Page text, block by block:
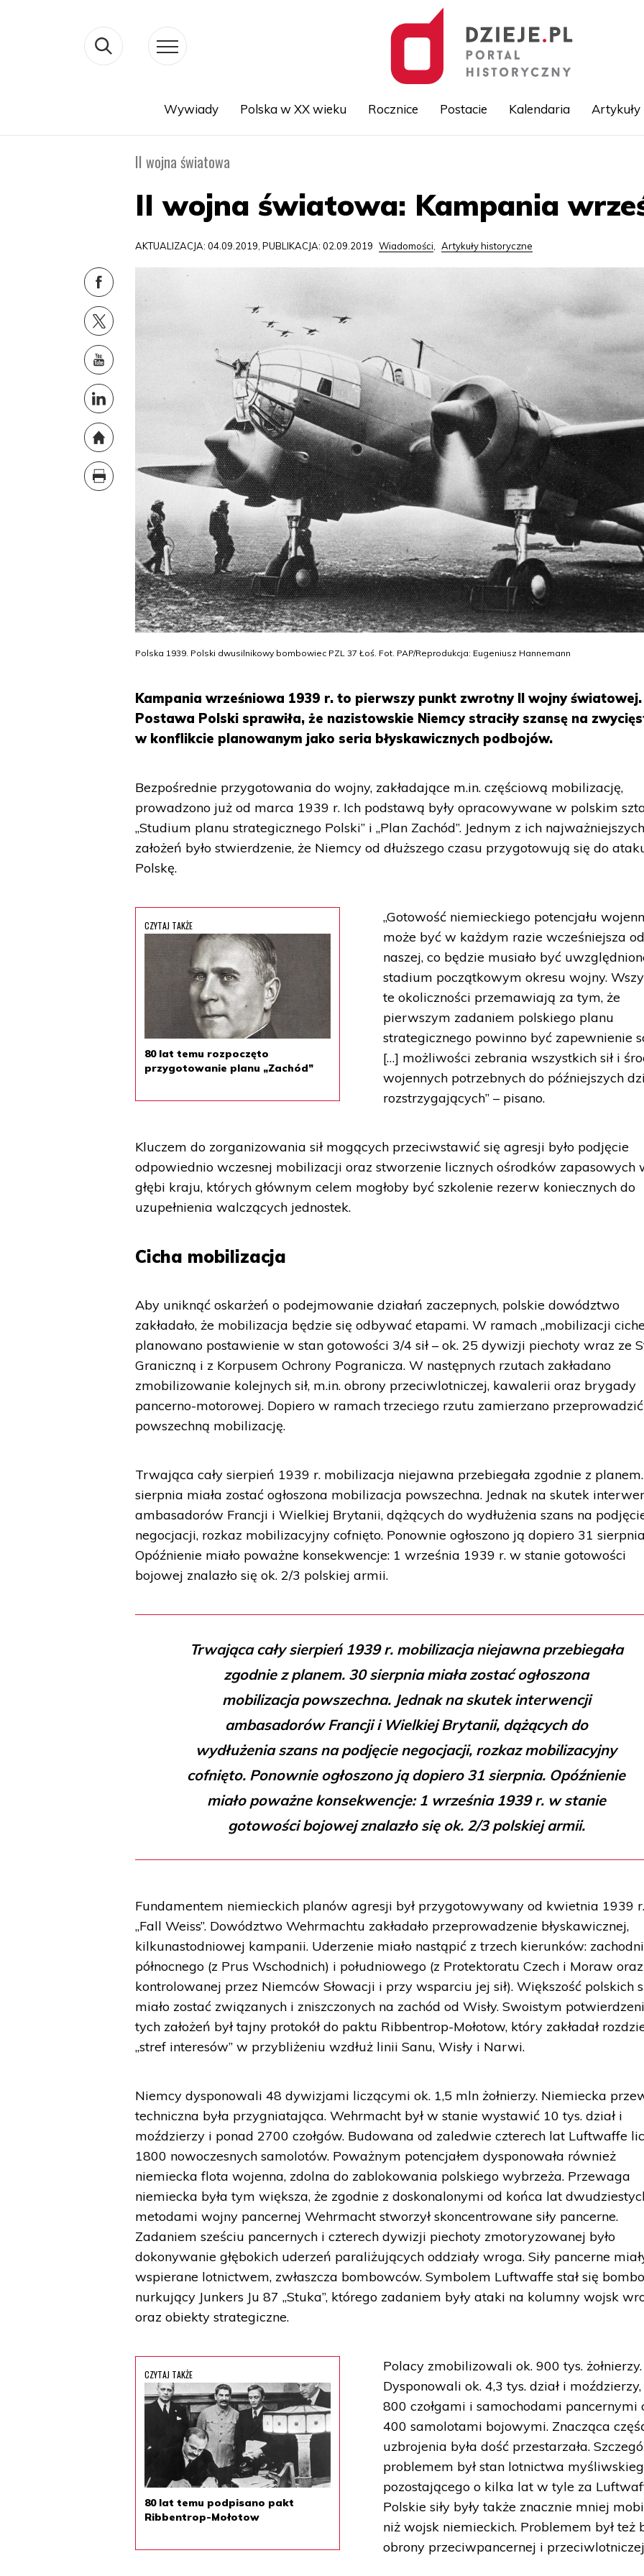
Wywiady Polska w XX wieku Rocznice Postacie Kalendaria Artykuły
II wojna światowa
II wojna światowa: Kampania
AKTUALIZACJA: 04.09.2019, PUBLIKACJA: 02.09.2019 Wiadomości, Artykuły historyczne
Polska 1939. Polski dwusilnikowy bombowiec PZL 37 Łoś. Fot. PAP/Reprodukcja: Eugeniusz Hannemann
Kampania wrześniowa 1939 r. to pierwszy punkt zwrotny II wojny światowej.
Postawa Polski sprawiła, że nazistowskie Niemcy straciły szansę na
w konflikcie planowanym jako seria błyskawicznych podbojów.
Bezpośrednie przygotowania do wojny, zakładające m.in. częściową mobilizację,
prowadzono już od marca 1939 r. Ich podstawą były opracowywane w polskim
„Studium planu strategicznego Polski” i „Plan Zachód”. Jednym z ich
założeń było stwierdzenie, że Niemcy od dłuższego czasu przygotowują się do
Polskę.
CZYTAJ TAKŻE
80 lat temu rozpoczęto
przygotowanie planu „Zachód”
„Gotowość niemieckiego potencjału
może być w każdym razie wcześniejsza
naszej, co będzie musiało być
stadium początkowym okresu wojny.
te okoliczności przemawiają za tym, że
pierwszym zadaniem polskiego planu
strategicznego powinno być zapewnienie
[…] możliwości zebrania wszystkich sił i
wojennych potrzebnych do późniejszych
rozstrzygających” – pisano.
Kluczem do zorganizowania sił mogących przeciwstawić się agresji było podjęcie
odpowiednio wczesnej mobilizacji oraz stworzenie licznych ośrodków zapasowych
głębi kraju, których głównym celem mogłoby być szkolenie rezerw koniecznych do
uzupełnienia walczących jednostek.
Cicha mobilizacja
Aby uniknąć oskarżeń o podejmowanie działań zaczepnych, polskie dowództwo
zakładało, że mobilizacja będzie się odbywać etapami. W ramach „mobilizacji
planowano postawienie w stan gotowości 3/4 sił – ok. 25 dywizji piechoty wraz ze
Graniczną i z Korpusem Ochrony Pogranicza. W następnych rzutach zakładano
zmobilizowanie kolejnych sił, m.in. obrony przeciwlotniczej, kawalerii oraz brygady
pancerno-motorowej. Dopiero w ramach trzeciego rzutu zamierzano przeprowadzić
powszechną mobilizację.
Trwająca cały sierpień 1939 r. mobilizacja niejawna przebiegała zgodnie z
sierpnia miała zostać ogłoszona mobilizacja powszechna. Jednak na skutek
ambasadorów Francji i Wielkiej Brytanii, dążących do wydłużenia szans na
negocjacji, rozkaz mobilizacyjny cofnięto. Ponownie ogłoszono ją dopiero 31
Opóźnienie miało poważne konsekwencje: 1 września 1939 r. w stanie gotowości
bojowej znalazło się ok. 2/3 polskiej armii.
Trwająca cały sierpień 1939 r. mobilizacja niejawna przebiegała
zgodnie z planem. 30 sierpnia miała zostać ogłoszona
mobilizacja powszechna. Jednak na skutek interwencji
ambasadorów Francji i Wielkiej Brytanii, dążących do
wydłużenia szans na podjęcie negocjacji, rozkaz mobilizacyjny
cofnięto. Ponownie ogłoszono ją dopiero 31 sierpnia. Opóźnienie
miało poważne konsekwencje: 1 września 1939 r. w stanie
gotowości bojowej znalazło się ok. 2/3 polskiej armii.
Fundamentem niemieckich planów agresji był przygotowywany od kwietnia 1939
„Fall Weiss”. Dowództwo Wehrmachtu zakładało przeprowadzenie błyskawicznej,
kilkunastodniowej kampanii. Uderzenie miało nastąpić z trzech kierunków:
północnego (z Prus Wschodnich) i południowego (z Protektoratu Czech i Moraw oraz
kontrolowanej przez Niemców Słowacji i przy wsparciu jej sił). Większość polskich
miało zostać związanych i zniszczonych na zachód od Wisły. Swoistym
tych założeń był tajny protokół do paktu Ribbentrop-Mołotow, który zakładał
„stref interesów” w przybliżeniu wzdłuż linii Sanu, Wisły i Narwi.
Niemcy dysponowali 48 dywizjami liczącymi ok. 1,5 mln żołnierzy. Niemiecka
techniczna była przygniatająca. Wehrmacht był w stanie wystawić 10 tys. dział i
moździerzy i ponad 2700 czołgów. Budowana od zaledwie czterech lat Luftwaffe
1800 nowoczesnych samolotów. Poważnym potencjałem dysponowała również
niemiecka flota wojenna, zdolna do zablokowania polskiego wybrzeża. Przewaga
niemiecka była tym większa, że zgodnie z doskonalonymi od końca lat
metodami wojny pancernej Wehrmacht stworzył skoncentrowane siły pancerne.
Zadaniem sześciu pancernych i czterech dywizji piechoty zmotoryzowanej było
dokonywanie głębokich uderzeń paraliżujących oddziały wroga. Siły pancerne
wspierane lotnictwem, zwłaszcza bombowców. Symbolem Luftwaffe stał się
nurkujący Junkers Ju 87 „Stuka”, którego zadaniem były ataki na kolumny wojsk
oraz obiekty strategiczne.
CZYTAJ TAKŻE
80 lat temu podpisano pakt
Ribbentrop-Mołotow
Polacy zmobilizowali ok. 900 tys. żołnierzy.
Dysponowali ok. 4,3 tys. dział i moździerzy,
800 czołgami i samochodami pancernymi
400 samolotami bojowymi. Znacząca
uzbrojenia była dość przestarzała.
problemem był stan lotnictwa
pozostającego o kilka lat w tyle za
Polskie siły były także znacznie mniej
niż wojsk niemieckich. Problemem był też
obrony przeciwpancernej i